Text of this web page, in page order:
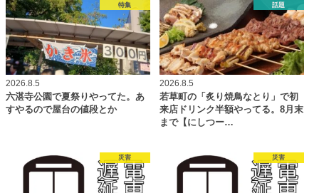
特集
2026.8.5
六湛寺公園で夏祭りやってた。あ
すやるので屋台の値段とか
話題
2026.8.5
若草町の「炙り焼鳥なとり」で初
来店ドリンク半額やってる。8月末
まで【にしつー…
災害 災害